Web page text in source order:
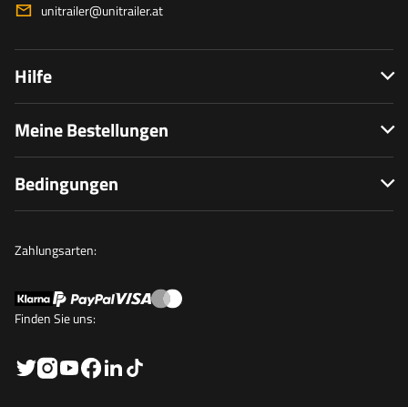
unitrailer@unitrailer.at
Hilfe
Meine Bestellungen
Bedingungen
Zahlungsarten:
Finden Sie uns: